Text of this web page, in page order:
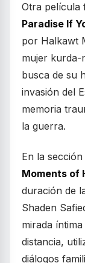
Otra película
Paradise If
por Halkawt
mujer kurda-
busca de su
invasión del
memoria
la guerra.
En la
Moments of
duración de
Shaden
mirada
distancia,
diálogos